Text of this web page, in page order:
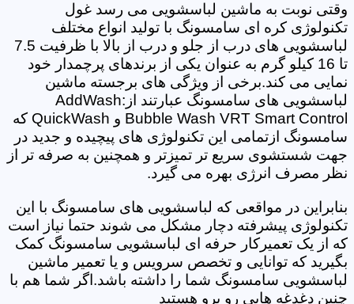
وقتی نوبت به ماشین لباسشویی می رسد غول
تکنولوژی کره ای سامسونگ با تولید انواع مختلف
لباسشویی های درب از جلو و درب از بالا با ظرفیت 7.5
تا 16 کیلو گرم به عنوان یکی از برندهای پرچمدار خود
نمایی می کند.برخی از ویژگی های برجسته ماشین
لباسشویی های سامسونگ عبارتند از:AddWash
Bubble Wash VRT Smart Control و QuickWash که
سامسونگ ازتمامی این تکنولوژی های پیچیده و جدید در
جهت شستشوی سریع تر تمیزتر و همچنین به صرفه تر از
نظر مصرف انرژی بهره می گیرد.
بنابراین در مواقعی که لباسشویی های سامسونگ با این
تکنولوژی پیشرفته دچار مشکل می شوند حتما نیاز است
که از یک تعمیرکار حرفه ای لباسشویی سامسونگ کمک
بگیرید که توانایی و تخصص سرویس و یا تعمیر ماشین
لباسشویی سامسونگ شما را داشته باشد.اگر شما هم با
چنین دغدغه هایی رو برو هستید